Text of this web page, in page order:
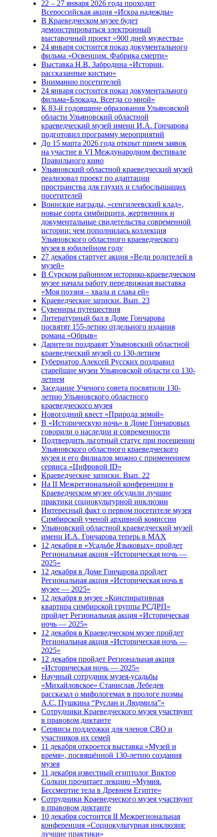
22 – 27 января 2026 года проходит
Всероссийская акция «Искра надежды»
В Краеведческом музее будет
демонстрироваться электронный
выставочный проект «900 дней мужества»
24 января состоится показ документального
фильма «Освенцим. Фабрика смерти»
Выставка Н.В. Забродина «Истории,
рассказанные кистью»
Вниманию посетителей
24 января состоится показ документального
фильма«Блокада. Всегда со мной»
К 83-й годовщине образования Ульяновской
области Ульяновский областной
краеведческий музей имени И.А. Гончарова
подготовил программу мероприятий
До 15 марта 2026 года открыт прием заявок
на участие в VI Международном фестивале
Правильного кино
Ульяновский областной краеведческий музей
реализовал проект по адаптации
пространства для глухих и слабослышащих
посетителей
Воинские награды, «сенгилеевский клад»,
новые сорта симбирцита, жертвенник и
документальные свидетельства современной
истории: чем пополнилась коллекция
Ульяновского областного краеведческого
музея в юбилейном году
27 декабря стартует акция «Веди родителей в
музей»
В Сурском районном историко-краеведческом
музее начала работу передвижная выставка
«Моя поэзия – хвала и слава ей»
Краеведческие записки. Вып. 23
Сувениры путешествия
Литературный бал в Доме Гончарова
посвятят 155-летию отдельного издания
романа «Обрыв»
Дарители поздравят Ульяновский областной
краеведческий музей со 130-летием
Губернатор Алексей Русских поздравил
старейшие музеи Ульяновской области со 130-
летием
Заседание Ученого совета посвятили 130-
летию Ульяновского областного
краеведческого музея
Новогодний квест «Природа зимой»
В «Историческую ночь» в Доме Гончаровых
говорили о наследии и современности
Подтвердить льготный статус при посещении
Ульяновского областного краеведческого
музея и его филиалов можно с применением
сервиса «Цифровой ID»
Краеведческие записки. Вып. 22
На II Межрегиональной конференции в
Краеведческом музее обсудили лучшие
практики социокультурной инклюзии
Интересный факт о первом посетителе музея
Симбирской ученой архивной комиссии
Ульяновский областной краеведческий музей
имени И.А. Гончарова теперь в MAX
12 декабря в «Усадьбе Языковых» пройдет
Региональная акция «Историческая ночь —
2025»
12 декабря в Доме Гончарова пройдет
Региональная акция «Историческая ночь в
музее — 2025»
12 декабря в музее «Конспиративная
квартира симбирской группы РСДРП»
пройдет Региональная акция «Историческая
ночь — 2025»
12 декабря в Краеведческом музее пройдет
Региональная акция «Историческая ночь —
2025»
12 декабря пройдет Региональная акция
«Историческая ночь — 2025»
Научный сотрудник музея-усадьбы
«Михайловское» Станислав Лебедев
рассказал о мифологемах в прологе поэмы
А.С. Пушкина “Руслан и Людмила”»
Сотрудники Краеведческого музея участвуют
в правовом диктанте
Сервисы поддержки для членов СВО и
участников их семей
11 декабря откроется выставка «Музей и
время», посвящённой 130-летию создания
музея
11 декабря известный египтолог Виктор
Солкин прочитает лекцию «Мумия.
Бессмертие тела в Древнем Египте»
Сотрудники Краеведческого музея участвуют
в правовом диктанте
10 декабря состоится II Межрегиональная
конференция «Cоциокультурная инклюзия:
лучшие практики»